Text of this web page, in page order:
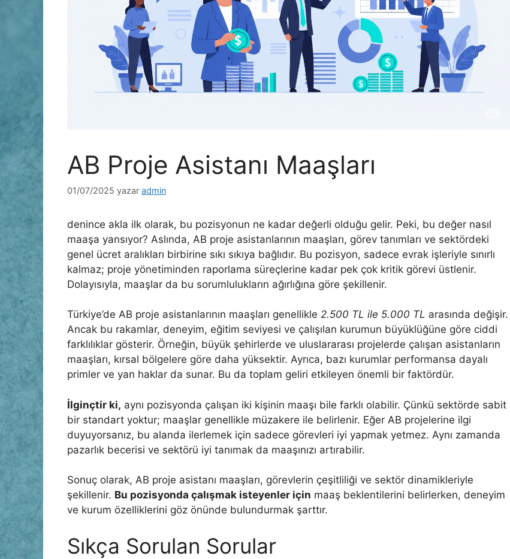
AB Proje Asistanı Maaşları
01/07/2025 yazar admin
denince akla ilk olarak, bu pozisyonun ne kadar değerli olduğu gelir. Peki, bu değer nasıl
maaşa yansıyor? Aslında, AB proje asistanlarının maaşları, görev tanımları ve sektördeki
genel ücret aralıkları birbirine sıkı sıkıya bağlıdır. Bu pozisyon, sadece evrak işleriyle sınırlı
kalmaz; proje yönetiminden raporlama süreçlerine kadar pek çok kritik görevi üstlenir.
Dolayısıyla, maaşlar da bu sorumlulukların ağırlığına göre şekillenir.
Türkiye’de AB proje asistanlarının maaşları genellikle 2.500 TL ile 5.000 TL arasında değişir.
Ancak bu rakamlar, deneyim, eğitim seviyesi ve çalışılan kurumun büyüklüğüne göre ciddi
farklılıklar gösterir. Örneğin, büyük şehirlerde ve uluslararası projelerde çalışan asistanların
maaşları, kırsal bölgelere göre daha yüksektir. Ayrıca, bazı kurumlar performansa dayalı
primler ve yan haklar da sunar. Bu da toplam geliri etkileyen önemli bir faktördür.
İlginçtir ki, aynı pozisyonda çalışan iki kişinin maaşı bile farklı olabilir. Çünkü sektörde sabit
bir standart yoktur; maaşlar genellikle müzakere ile belirlenir. Eğer AB projelerine ilgi
duyuyorsanız, bu alanda ilerlemek için sadece görevleri iyi yapmak yetmez. Aynı zamanda
pazarlık becerisi ve sektörü iyi tanımak da maaşınızı artırabilir.
Sonuç olarak, AB proje asistanı maaşları, görevlerin çeşitliliği ve sektör dinamikleriyle
şekillenir. Bu pozisyonda çalışmak isteyenler için maaş beklentilerini belirlerken, deneyim
ve kurum özelliklerini göz önünde bulundurmak şarttır.
Sıkça Sorulan Sorular